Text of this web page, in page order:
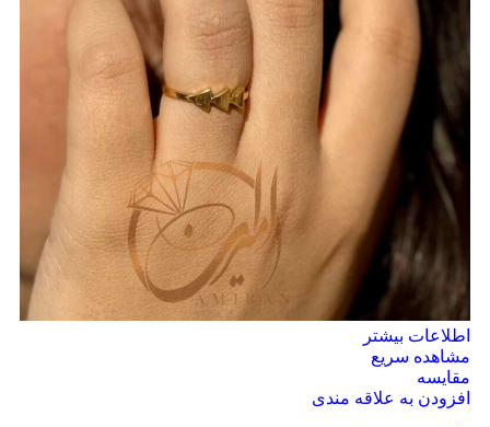
اطلاعات بیشتر
مشاهده سریع
مقایسه
افزودن به علاقه مندی